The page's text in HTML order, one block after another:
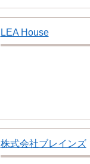
LEA House
株式会社ブレインズ